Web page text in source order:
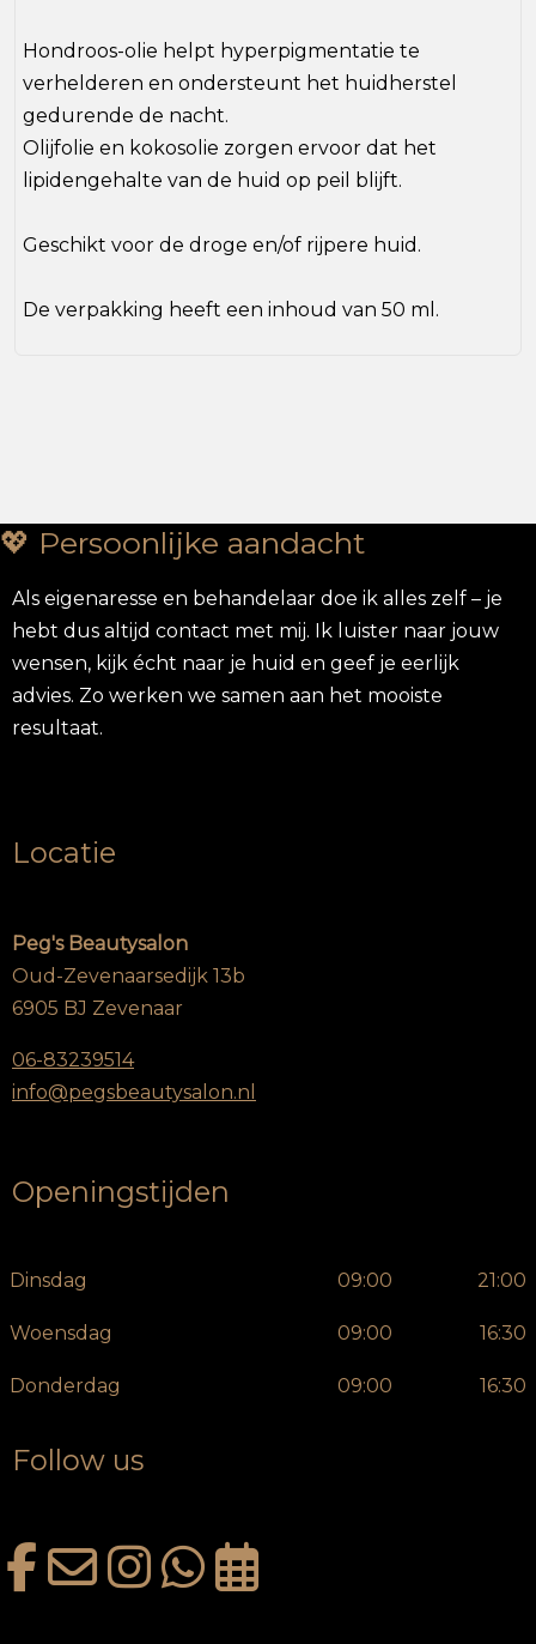
Hondroos-olie helpt hyperpigmentatie te
verhelderen en ondersteunt het huidherstel
gedurende de nacht.
Olijfolie en kokosolie zorgen ervoor dat het
lipidengehalte van de huid op peil blijft.
Geschikt voor de droge en/of rijpere huid.
De verpakking heeft een inhoud van 50 ml.
💖 Persoonlijke aandacht
Als eigenaresse en behandelaar doe ik alles zelf – je
hebt dus altijd contact met mij. Ik luister naar jouw
wensen, kijk écht naar je huid en geef je eerlijk
advies. Zo werken we samen aan het mooiste
resultaat.
Locatie
Peg's Beautysalon
Oud-Zevenaarsedijk 13b
6905 BJ Zevenaar
06-83239514
info@pegsbeautysalon.nl
Openingstijden
Dinsdag 09:00 21:00
Woensdag 09:00 16:30
Donderdag 09:00 16:30
Follow us